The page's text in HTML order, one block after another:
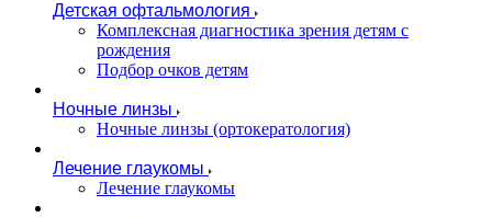
Детская офтальмология
Комплексная диагностика зрения детям c
рождения
Подбор очков детям
Ночные линзы
Ночные линзы (ортокератология)
Лечение глаукомы
Лечение глаукомы